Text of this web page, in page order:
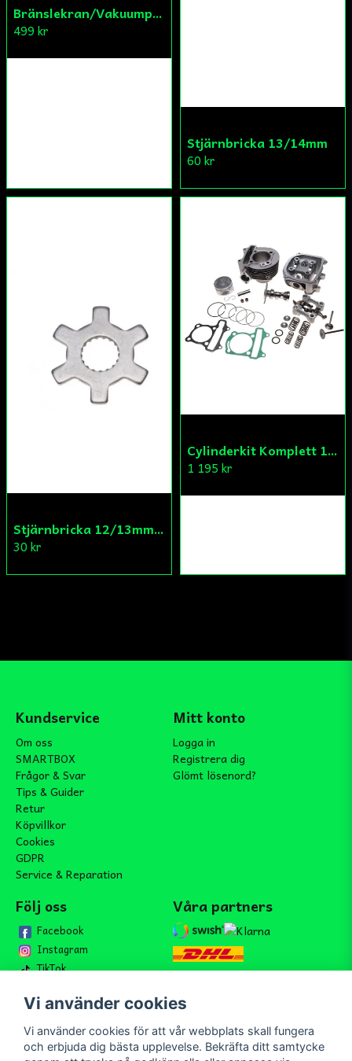
Bränslekran/Vakuumpump PGO
499 kr
Stjärnbricka 13/14mm
60 kr
Stjärnbricka 12/13mm Yttre Remskiva
30 kr
Cylinderkit Komplett 150cc GY6
1 195 kr
Kundservice
Om oss
SMARTBOX
Frågor & Svar
Tips & Guider
Retur
Köpvillkor
Cookies
GDPR
Service & Reparation
Mitt konto
Logga in
Registrera dig
Glömt lösenord?
Följ oss
Facebook
Instagram
TikTok
Våra partners
Bli medlem i vårt nyhetsbrev
Vi använder cookies
Vi använder cookies för att vår webbplats skall fungera
och erbjuda dig bästa upplevelse. Bekräfta ditt samtycke